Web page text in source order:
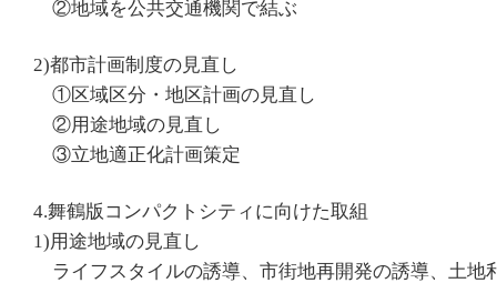
②地域を公共交通機関で結ぶ
2)都市計画制度の見直し
①区域区分・地区計画の見直し
②用途地域の見直し
③立地適正化計画策定
4.舞鶴版コンパクトシティに向けた取組
1)用途地域の見直し
ライフスタイルの誘導、市街地再開発の誘導、土地